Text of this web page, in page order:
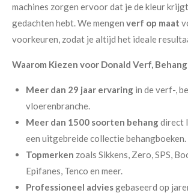
machines zorgen ervoor dat je de kleur
gedachten hebt. We mengen verf op maat
voorkeuren, zodat je altijd het ideale
Waarom Kiezen voor Donald Verf,
Meer dan 29 jaar ervaringin de verf-,
vloerenbranche.
Meer dan 1500 soorten behangdirect
een uitgebreide collectie behangboeken.
Topmerken zoals Sikkens, Zero, SPS,
Epifanes, Tenco en meer.
Professioneel adviesgebaseerd op